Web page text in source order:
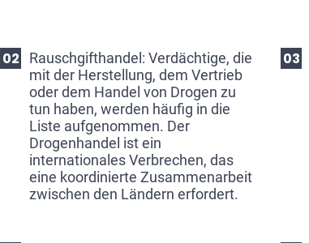
Rauschgifthandel: Verdächtige, die
mit der Herstellung, dem Vertrieb
oder dem Handel von Drogen zu
tun haben, werden häufig in die
Liste aufgenommen. Der
Drogenhandel ist ein
internationales Verbrechen, das
eine koordinierte Zusammenarbeit
zwischen den Ländern erfordert.